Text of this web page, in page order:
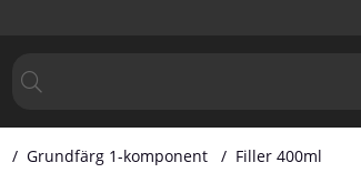
Grundfärg 1-komponent Filler 400ml